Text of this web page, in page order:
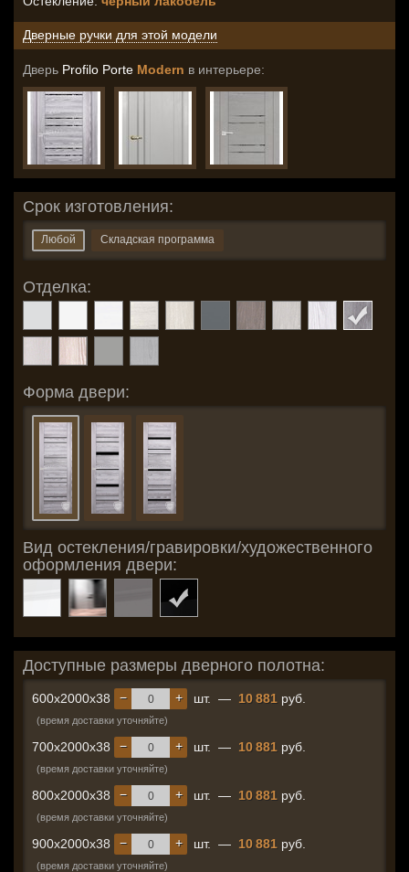
Дверные ручки для этой модели
Дверь Profilo Porte Modern в интерьере:
Срок изготовления:
Любой Складская программа
Отделка:
Форма двери:
Вид остекления/гравировки/художественного
оформления двери:
Доступные размеры дверного полотна:
600x2000x38 +
− шт. — 10 881 руб.
(время доставки уточняйте)
700x2000x38 +
− шт. — 10 881 руб.
(время доставки уточняйте)
800x2000x38 +
− шт. — 10 881 руб.
(время доставки уточняйте)
900x2000x38 +
− шт. — 10 881 руб.
(время доставки уточняйте)